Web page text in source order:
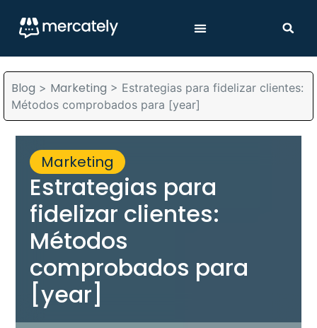
Blog > Marketing > Estrategias para fidelizar clientes:
Métodos comprobados para [year]
Marketing
Estrategias para
fidelizar clientes:
Métodos
comprobados para
[year]